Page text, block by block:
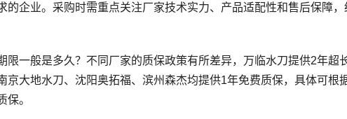
的企业。采购时需重点关注厂家技术实力、产品适配性和售后保障，
一般是多久？不同厂家的质保政策有所差异，万临水刀提供2年超
京大地水刀、沈阳奥拓福、滨州森杰均提供1年免费质保，具体可根
保。